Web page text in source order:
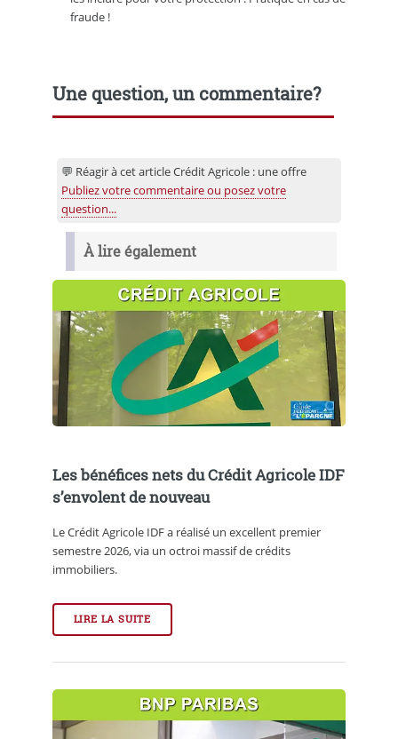
fraude !
Une question, un commentaire?
💬 Réagir à cet article Crédit Agricole : une offre
Publiez votre commentaire ou posez votre
question...
À lire également
Les bénéfices nets du Crédit Agricole IDF
s’envolent de nouveau
Le Crédit Agricole IDF a réalisé un excellent premier
semestre 2026, via un octroi massif de crédits
immobiliers.
LIRE LA SUITE